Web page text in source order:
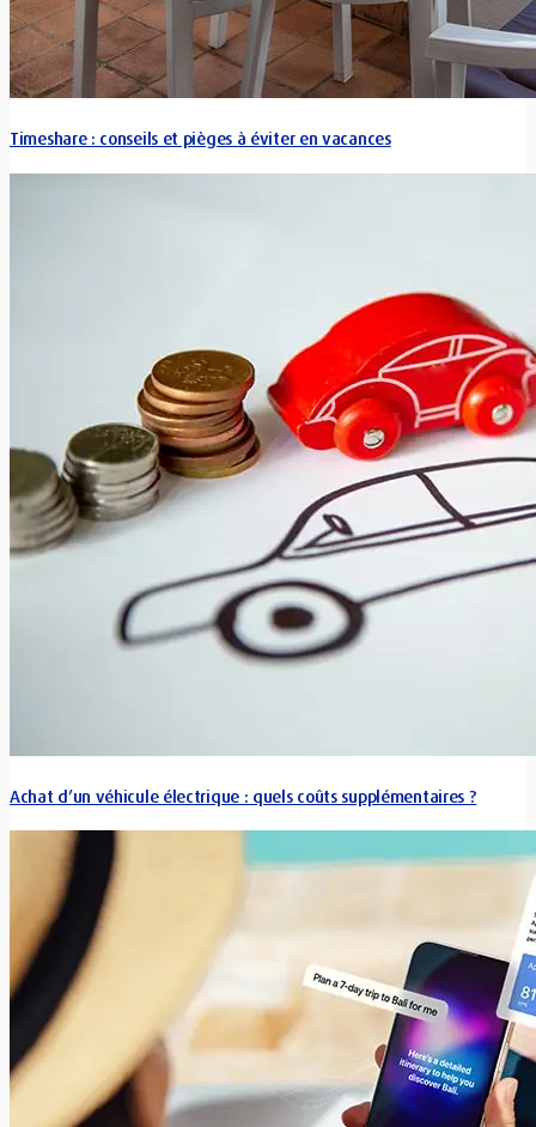
Timeshare : conseils et pièges à éviter en vacances
Achat d’un véhicule électrique : quels coûts supplémentaires ?